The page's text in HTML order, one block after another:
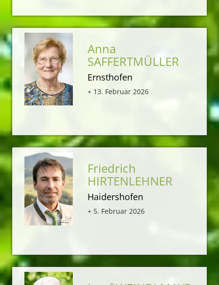
Anna
SAFFERTMÜLLER
Ernsthofen
+ 13. Februar 2026
Friedrich
HIRTENLEHNER
Haidershofen
+ 5. Februar 2026